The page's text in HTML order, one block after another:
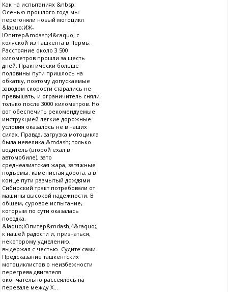
Как на испытаниях &nbsp;
Осенью прошлого года мы
перегоняли новый мотоцикл
&laquo;ИЖ-
Юпитер&mdash;4&raquo; с
коляской из Ташкента в Пермь.
Расстояние около 3 500
километров прошли за шесть
дней. Практически больше
половины пути пришлось на
обкатку, поэтому допускаемые
заводом скорости старались не
превышать, и ограничитель сняли
только после 3000 километров. Но
вот обеспечить рекомендуемые
инструкцией легкие дорожные
условия оказалось не в наших
силах. Правда, загрузка мотоцикла
была невелика &mdash; только
водитель (второй ехал в
автомобиле), зато
среднеазиатская жара, затяжные
подъемы, каменистая дорога, а в
конце пути размытый дождями
Сибирский тракт потребовали от
машины высокой надежности. В
общем, суровое испытание,
которым по сути оказалась
поездка,
&laquo;Юпитер&mdash;4&raquo;,
к нашей радости и, признаться,
некоторому удивлению,
выдержал с честью. Судите сами.
Предсказание ташкентских
мотоциклистов о неизбежности
перегрева двигателя
окончательно рассеялось на
перевале между Х...